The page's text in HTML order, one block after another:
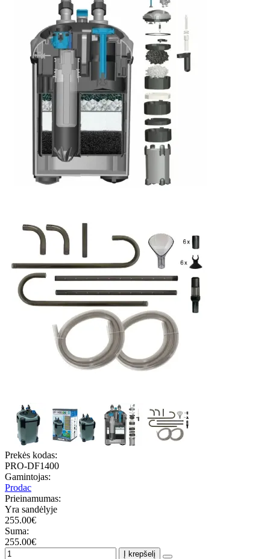
Prekės kodas:
PRO-DF1400
Gamintojas:
Prodac
Prieinamumas:
Yra sandėlyje
255.00€
Suma:
255.00€
Į krepšelį